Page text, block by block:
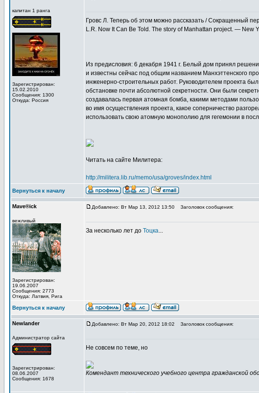
капитан 1 ранга
Зарегистрирован:
15.02.2010
Сообщения: 1300
Откуда: Россия
Гровс Л. Теперь об этом можно рассказать / Сокращенный
L.R. Now It Can Be Told. The story of Manhattan project. — New
Из предисловия: 6 декабря 1941 г. Белый дом принял
и известны сейчас под общим названием Манхэттенского
инженерно-строительных работ. Руководителем проекта
обстановке почти абсолютной секретности. Они были
создавалась первая атомная бомба, какими методами
во имя осуществления проекта, какое соперничество
использовать свою атомную монополию для гегемонии в
Читать на сайте Милитера:
http://militera.lib.ru/memo/usa/groves/index.html
Вернуться к началу
Mave®ick
вежливый
Зарегистрирован:
19.06.2007
Сообщения: 2773
Откуда: Латвия, Рига
Добавлено: Вт Мар 13, 2012 13:50 Заголовок сообщения:
За несколько лет до Тоцка...
Вернуться к началу
Newlander
Администратор сайта
Зарегистрирован:
08.06.2007
Сообщения: 1678
Добавлено: Вт Мар 20, 2012 18:02 Заголовок сообщения:
Не совсем по теме, но
Комендант технического учебного центра гражданской